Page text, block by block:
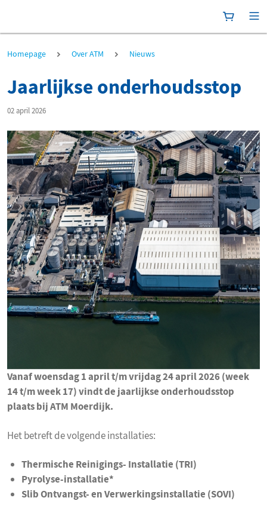
Homepage Over ATM Nieuws
Jaarlijkse onderhoudsstop
02 april 2026
Vanaf woensdag 1 april t/m vrijdag 24 april 2026 (week
14 t/m week 17) vindt de jaarlijkse onderhoudsstop
plaats bij ATM Moerdijk.
Het betreft de volgende installaties:
Thermische Reinigings- Installatie (TRI)
Pyrolyse-installatie*
Slib Ontvangst- en Verwerkingsinstallatie (SOVI)